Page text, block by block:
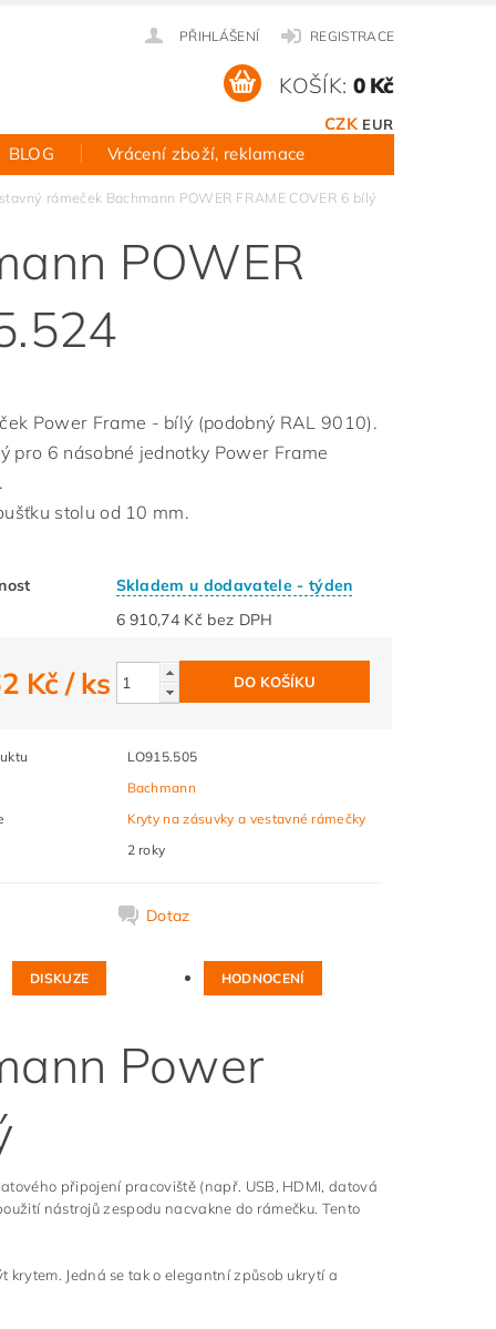
PŘIHLÁŠENÍ REGISTRACE
CZK EUR
KOŠÍK: 0 Kč
BLOG Vrácení zboží, reklamace
rámeček Bachmann POWER FRAME COVER 6 bílý
POWER
Power Frame - bílý (podobný RAL 9010).
pro 6 násobné jednotky Power Frame
stolu od 10 mm.
Skladem u dodavatele - týden
6 910,74 Kč bez DPH
Kč/ ks
LO915.505
Bachmann
Kryty na zásuvky a vestavné rámečky
2 roky
Dotaz
DISKUZE HODNOCENÍ
Power
připojení pracoviště (např. USB, HDMI, datová
nástrojů zespodu nacvakne do rámečku. Tento
Jedná se tak o elegantní způsob ukrytí a